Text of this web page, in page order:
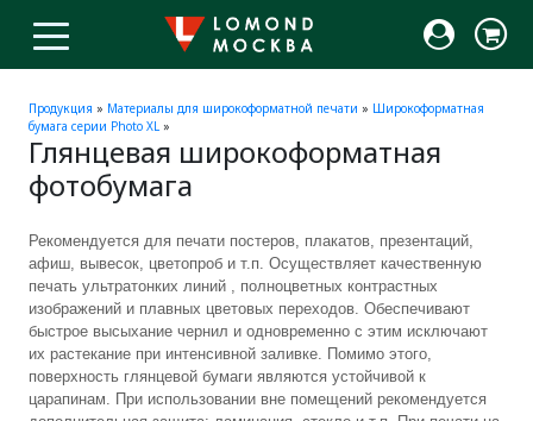
Продукция » Материалы для широкоформатной печати » Широкоформатная
бумага серии Photo XL »
Глянцевая широкоформатная
фотобумага
Рекомендуется для печати постеров, плакатов, презентаций,
афиш, вывесок, цветопроб и т.п. Осуществляет качественную
печать ультратонких линий , полноцветных контрастных
изображений и плавных цветовых переходов. Обеспечивают
быстрое высыхание чернил и одновременно с этим исключают
их растекание при интенсивной заливке. Помимо этого,
поверхность глянцевой бумаги являются устойчивой к
царапинам. При использовании вне помещений рекомендуется